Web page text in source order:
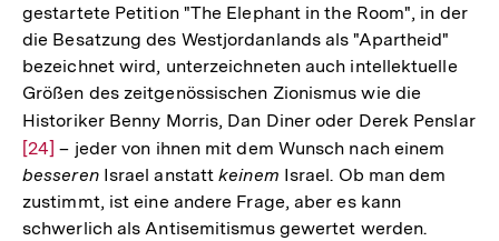
gestartete Petition "The Elephant in the Room", in der
die Besatzung des Westjordanlands als "Apartheid"
bezeichnet wird, unterzeichneten auch intellektuelle
Größen des zeitgenössischen Zionismus wie die
Historiker Benny Morris, Dan Diner oder Derek Penslar
[24] – jeder von ihnen mit dem Wunsch nach einem
besserenIsrael anstattkeinem Israel. Ob man dem
zustimmt, ist eine andere Frage, aber es kann
schwerlich als Antisemitismus gewertet werden.